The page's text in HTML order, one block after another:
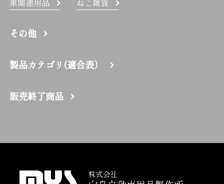
車関連用品 ねこ雑貨
その他
製品カテゴリ(適合表）
販売終了商品